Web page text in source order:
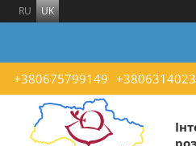
RU UK
+380675799149